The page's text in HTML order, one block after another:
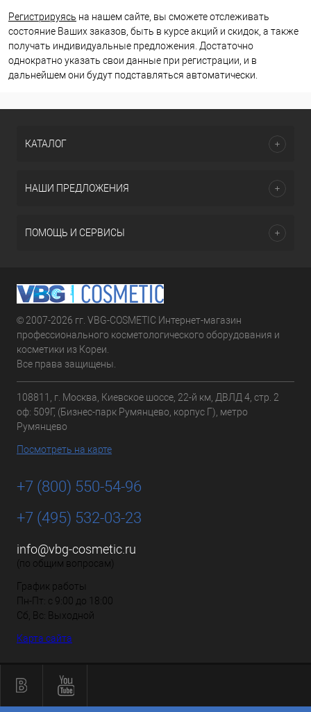
Регистрируясь на нашем сайте, вы сможете отслеживать
состояние Ваших заказов, быть в курсе акций и скидок, а также
получать индивидуальные предложения. Достаточно
однократно указать свои данные при регистрации, и в
дальнейшем они будут подставляться автоматически.
КАТАЛОГ
НАШИ ПРЕДЛОЖЕНИЯ
ПОМОЩЬ И СЕРВИСЫ
© 2007-2026 гг. VBG-COSMETIC Интернет-магазин
профессионального косметологического оборудования и
косметики из Кореи.
Все права защищены.
108811, г. Москва, Киевское шоссе, 22-й км, ДВЛД 4, стр. 2
оф: 509Г, (Бизнес-парк Румянцево, корпус Г), метро
Румянцево
Посмотреть на карте
+7 (800) 550-54-96
+7 (495) 532-03-23
info@vbg-cosmetic.ru
(по общим вопросам)
График работы
Пн-Пт: с 9:00 до 18:00
Сб, Вс: Выходной
Карта сайта